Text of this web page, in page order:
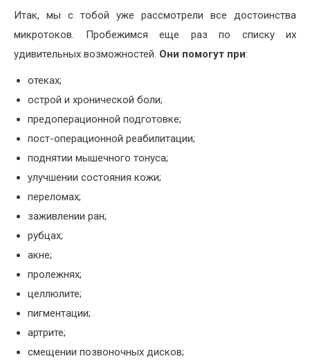
Итак, мы с тобой уже рассмотрели все достоинства
микротоков. Пробежимся еще раз по списку их
удивительных возможностей. Они помогут при:
отеках;
острой и хронической боли;
предоперационной подготовке;
пост-операционной реабилитации;
поднятии мышечного тонуса;
улучшении состояния кожи;
переломах;
заживлении ран;
рубцах;
акне;
пролежнях;
целлюлите;
пигментации;
артрите;
смещении позвоночных дисков;